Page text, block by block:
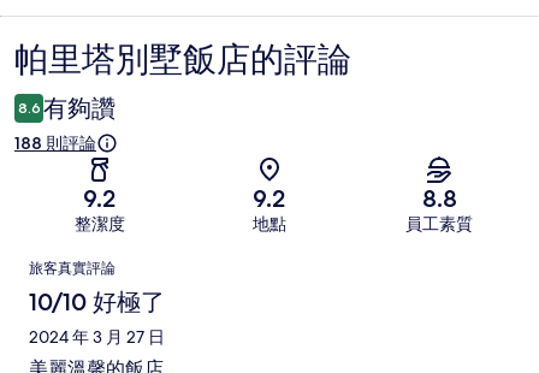
評
論
帕里塔別墅飯店的評論
8.6 有夠讚
188 則評論
9.2
整潔度
9.2
地點
8.8
員工素質
評
論
旅客真實評論
10/10 好極了
2024 年 3 月 27 日